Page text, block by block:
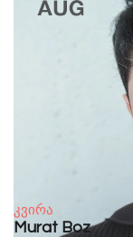
კვირა
Murat Boz